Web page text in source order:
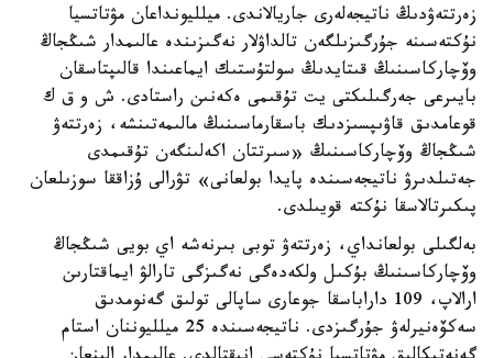
زەرتتەۋدىڭ ناتيجەلەرى جاريالاندى. ميلليونداعان مۋتاتسيا
نۇكتەسىنە جۇرگىزىلگەن تالداۋلار نەگىزىندە عالىمدار شىڭجاڭ
وۆچاركاسىنىڭ قىتايدىڭ سولتۇستىك ايماعىندا قالىپتاسقان
بايىرعى جەرگىلىكتى يت تۇقىمى ەكەنىن راستادى. ش و ق ك
قوعامدىق قاۋىپسىزدىك باسقارماسىنىڭ مالىمەتىنشە، زەرتتەۋ
شىڭجاڭ وۆچاركاسىنىڭ «سىرتتان اكەلىنگەن تۇقىمدى
جەتىلدىرۋ ناتيجەسىندە پايدا بولعانى» تۋرالى ۇزاققا سوزىلعان
پىكىرتالاسقا نۇكتە قويىلدى.
بەلگىلى بولعانداي، زەرتتەۋ توبى بىرنەشە اي بويى شىڭجاڭ
وۆچاركاسىنىڭ بۇكىل ولكەدەگى نەگىزگى تارالۋ ايماقتارىن
ارالاپ، 109 داراباسقا جوعارى ساپالى تولىق گەنومدىق
سەكۆەنيرلەۋ جۇرگىزدى. ناتيجەسىندە 25 ميلليوننان استام